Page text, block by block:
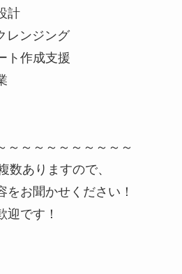
計
レンジング
ト作成支援
～～～～～～～～～～
数ありますので、
をお聞かせください！
迎です！